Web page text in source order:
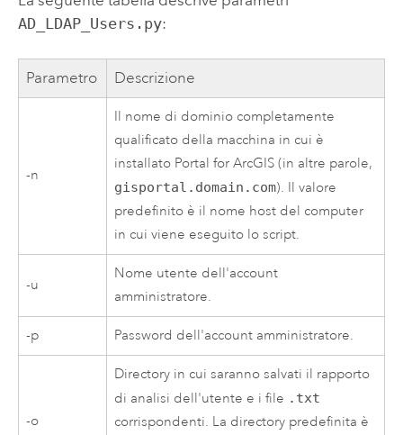
AD_LDAP_Users.py:
Parametro Descrizione
-n
Il nome di dominio completamente
qualificato della macchina in cui è
installato Portal for ArcGIS (in altre parole,
gisportal.domain.com). Il valore
predefinito è il nome host del computer
in cui viene eseguito lo script.
-u
Nome utente dell'account
amministratore.
-p Password dell'account amministratore.
-o
Directory in cui saranno salvati il rapporto
di analisi dell'utente e i file .txt
corrispondenti. La directory predefinita è